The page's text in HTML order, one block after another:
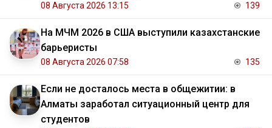
08 Августа 2026 13:15 139
На МЧМ 2026 в США выступили казахстанские
барьеристы
08 Августа 2026 07:58 135
Если не досталось места в общежитии: в
Алматы заработал ситуационный центр для
студентов